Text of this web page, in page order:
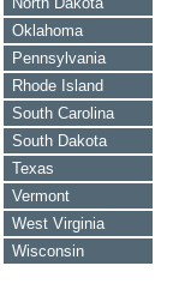
Oklahoma
Pennsylvania
Rhode Island
South Carolina
South Dakota
Texas
Vermont
West Virginia
Wisconsin